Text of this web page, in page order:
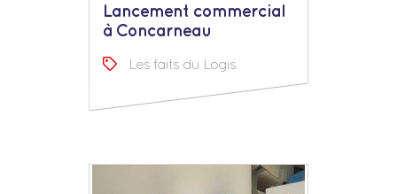
Lancement commercial
à Concarneau
Les faits du Logis